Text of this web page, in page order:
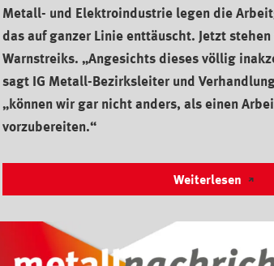
Metall- und Elektroindustrie legen die
das auf ganzer Linie enttäuscht. Jetzt
Warnstreiks. „Angesichts dieses völlig
sagt IG Metall-Bezirksleiter und
„können wir gar nicht anders, als einen
vorzubereiten.“
Weiterlesen